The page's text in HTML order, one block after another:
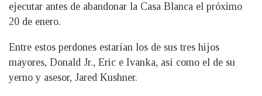
ejecutar antes de abandonar la Casa Blanca el próximo
20 de enero.
Entre estos perdones estarían los de sus tres hijos
mayores, Donald Jr., Eric e Ivanka, así como el de su
yerno y asesor, Jared Kushner.